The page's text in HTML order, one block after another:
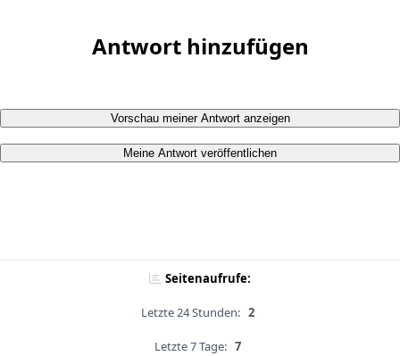
Antwort hinzufügen
Vorschau meiner Antwort anzeigen
Meine Antwort veröffentlichen
Seitenaufrufe:
Letzte 24 Stunden: 2
Letzte 7 Tage: 7